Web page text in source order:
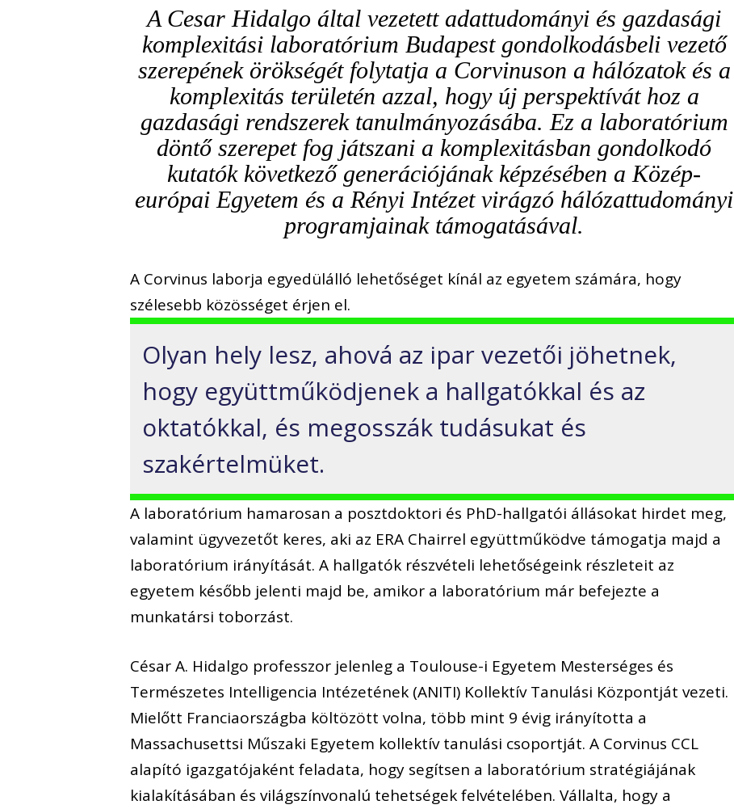
A Cesar Hidalgo által vezetett adattudományi és gazdasági
komplexitási laboratórium Budapest gondolkodásbeli vezető
szerepének örökségét folytatja a Corvinuson a hálózatok és a
komplexitás területén azzal, hogy új perspektívát hoz a
gazdasági rendszerek tanulmányozásába. Ez a laboratórium
döntő szerepet fog játszani a komplexitásban gondolkodó
kutatók következő generációjának képzésében a Közép-
európai Egyetem és a Rényi Intézet virágzó hálózattudományi
programjainak támogatásával.
A Corvinus laborja egyedülálló lehetőséget kínál az egyetem számára, hogy
szélesebb közösséget érjen el.
Olyan hely lesz, ahová az ipar vezetői jöhetnek,
hogy együttműködjenek a hallgatókkal és az
oktatókkal, és megosszák tudásukat és
szakértelmüket.
A laboratórium hamarosan a posztdoktori és PhD-hallgatói állásokat hirdet meg,
valamint ügyvezetőt keres, aki az ERA Chairrel együttműködve támogatja majd a
laboratórium irányítását. A hallgatók részvételi lehetőségeink részleteit az
egyetem később jelenti majd be, amikor a laboratórium már befejezte a
munkatársi toborzást.
César A. Hidalgo professzor jelenleg a Toulouse-i Egyetem Mesterséges és
Természetes Intelligencia Intézetének (ANITI) Kollektív Tanulási Központját vezeti.
Mielőtt Franciaországba költözött volna, több mint 9 évig irányította a
Massachusettsi Műszaki Egyetem kollektív tanulási csoportját. A Corvinus CCL
alapító igazgatójaként feladata, hogy segítsen a laboratórium stratégiájának
kialakításában és világszínvonalú tehetségek felvételében. Vállalta, hogy a